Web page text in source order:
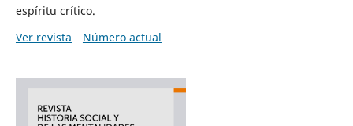
espíritu crítico.
Ver revista
Número actual